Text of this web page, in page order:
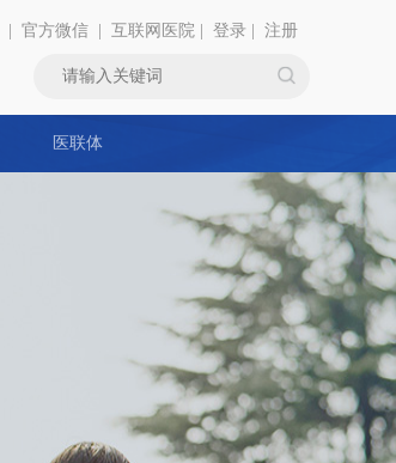
官方微信 互联网医院 登录 注册
医联体